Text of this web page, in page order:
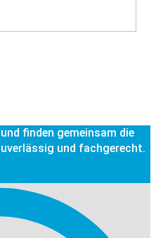
finden gemeinsam die
und fachgerecht.